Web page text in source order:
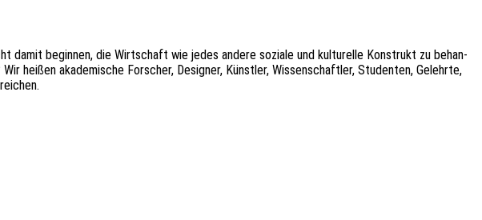
damit begin­nen, die Wirt­schaft wie jedes andere sozia­le und kultu­rel­le Konstrukt zu behan­
heißen akade­mi­sche Forscher, Desi­gner, Künst­ler, Wissen­schaft­ler, Studen­ten, Gelehr­te,